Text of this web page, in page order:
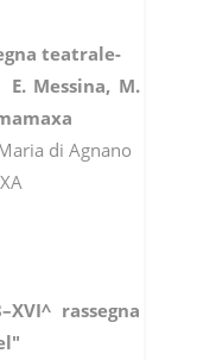
teatrale-
E. Messina, M.
di Agnano
rassegna